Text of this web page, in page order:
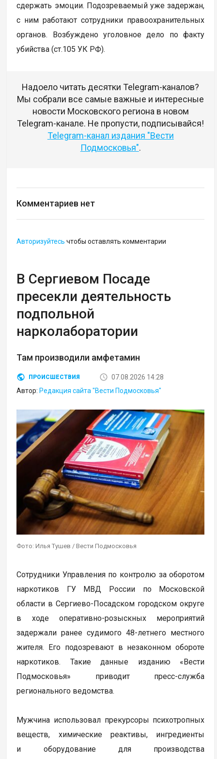
сдержать эмоции. Подозреваемый уже задержан,
с ним работают сотрудники правоохранительных
органов. Возбуждено уголовное дело по факту
убийства (ст.105 УК РФ).
Надоело читать десятки Telegram-каналов?
Мы собрали все самые важные и интересные
новости Московского региона в новом
Telegram-канале. Не пропусти, подписывайся!
Telegram-канал издания "Вести
Подмосковья".
Комментариев нет
Авторизуйтесь чтобы оставлять комментарии
В Сергиевом Посаде
пресекли деятельность
подпольной
нарколаборатории
Там производили амфетамин
ПРОИСШЕСТВИЯ
07.08.2026 14:28
Автор: Редакция сайта "Вести Подмосковья"
Фото: Илья Тушев / Вести Подмосковья
Сотрудники Управления по контролю за оборотом
наркотиков ГУ МВД России по Московской
области в Сергиево-Посадском городском округе
в ходе оперативно-розыскных мероприятий
задержали ранее судимого 48-летнего местного
жителя. Его подозревают в незаконном обороте
наркотиков. Такие данные изданию «Вести
Подмосковья» приводит пресс-служба
регионального ведомства.
Мужчина использовал прекурсоры психотропных
веществ, химические реактивы, ингредиенты
и оборудование для производства